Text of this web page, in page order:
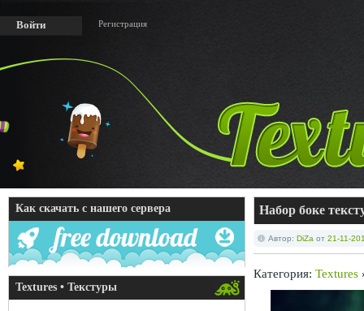
Войти Регистрация
Как скачать с нашего сервера
Textures • Текстуры
Набор боке
Автор: DiZa от 21-11-
Категория: Textures